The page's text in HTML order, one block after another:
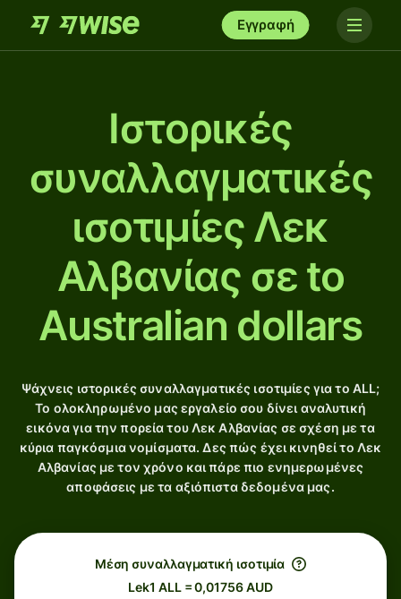
Εγγραφή
Ιστορικές
συναλλαγματικές
ισοτιμίες Λεκ
Αλβανίας σε to
Australian dollars
Ψάχνεις ιστορικές συναλλαγματικές ισοτιμίες για το ALL;
Το ολοκληρωμένο μας εργαλείο σου δίνει αναλυτική
εικόνα για την πορεία του Λεκ Αλβανίας σε σχέση με τα
κύρια παγκόσμια νομίσματα. Δες πώς έχει κινηθεί το Λεκ
Αλβανίας με τον χρόνο και πάρε πιο ενημερωμένες
αποφάσεις με τα αξιόπιστα δεδομένα μας.
Μέση συναλλαγματική ισοτιμία
Lek1 ALL = 0,01756 AUD